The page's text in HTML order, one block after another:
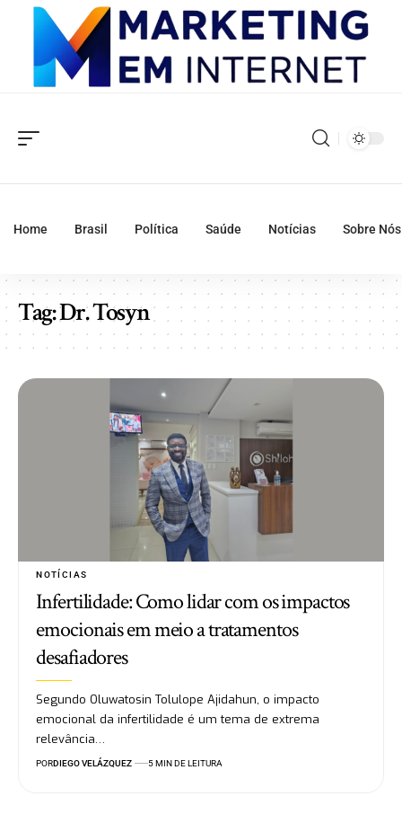
Home Brasil Política Saúde Notícias Sobre Nós
Tag:Dr. Tosyn
NOTÍCIAS
Infertilidade: Como lidar com os impactos
emocionais em meio a tratamentos
desafiadores
Segundo Oluwatosin Tolulope Ajidahun, o impacto
emocional da infertilidade é um tema de extrema
relevância…
PORDIEGO VELÁZQUEZ 5 MIN DE LEITURA